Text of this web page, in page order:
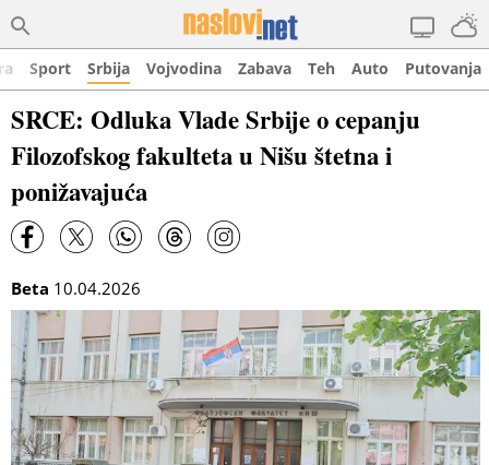
Sport Srbija Vojvodina Zabava Teh Auto Putovanja
SRCE: Odluka Vlade Srbije o cepanju
Filozofskog fakulteta u Nišu štetna i
ponižavajuća
Beta 10.04.2026